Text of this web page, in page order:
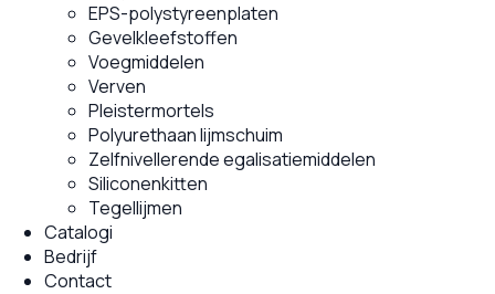
EPS-polystyreenplaten
Gevelkleefstoffen
Voegmiddelen
Verven
Pleistermortels
Polyurethaan lijmschuim
Zelfnivellerende egalisatiemiddelen
Siliconenkitten
Tegellijmen
Catalogi
Bedrijf
Contact